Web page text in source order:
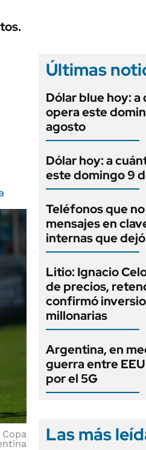
Copa
Últimas
Dólar blue hoy: a
opera este
agosto
Dólar hoy: a
este domingo 9
Teléfonos que
mensajes en
internas que
Litio: Ignacio
de precios,
confirmó
millonarias
Argentina, en
guerra entre
por el 5G
Las más